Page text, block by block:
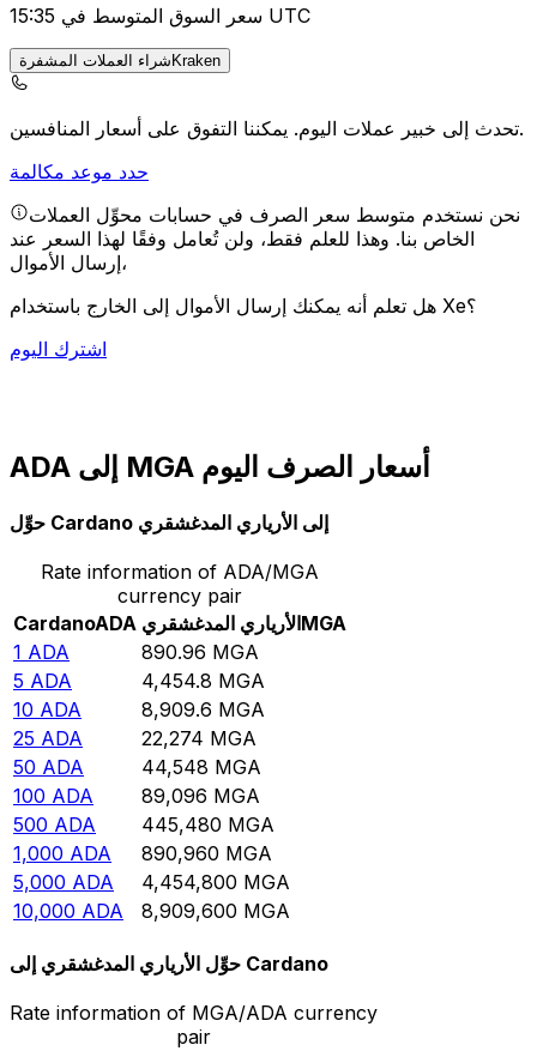
سعر السوق المتوسط في 15:35 UTC
شراء العملات المشفرةKraken
تحدث إلى خبير عملات اليوم.يمكننا التفوق على أسعار المنافسين.
حدد موعد مكالمة
نحن نستخدم متوسط سعر الصرف في حسابات محوِّل العملات
الخاص بنا. وهذا للعلم فقط، ولن تُعامل وفقًا لهذا السعر عند
إرسال الأموال،
هل تعلم أنه يمكنك إرسال الأموال إلى الخارج باستخدام Xe؟
اشترك اليوم
ADA إلى MGA أسعار الصرف اليوم
حوِّل Cardano إلى الأرياري المدغشقري
Rate information of ADA/MGA
currency pair
CardanoADA الأرياري المدغشقريMGA
1 ADA 890.96 MGA
5 ADA 4,454.8 MGA
10 ADA 8,909.6 MGA
25 ADA 22,274 MGA
50 ADA 44,548 MGA
100 ADA 89,096 MGA
500 ADA 445,480 MGA
1,000 ADA 890,960 MGA
5,000 ADA 4,454,800 MGA
10,000 ADA 8,909,600 MGA
حوِّل الأرياري المدغشقري إلى Cardano
Rate information of MGA/ADA currency
pair